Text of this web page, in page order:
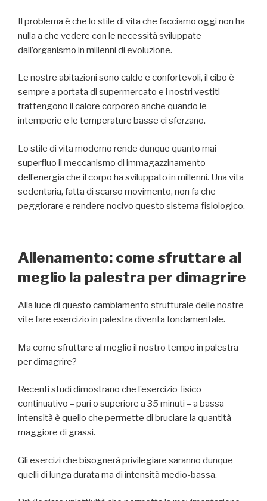
Il problema è che lo stile di vita che facciamo oggi non ha
nulla a che vedere con le necessità sviluppate
dall’organismo in millenni di evoluzione.
Le nostre abitazioni sono calde e confortevoli, il cibo è
sempre a portata di supermercato e i nostri vestiti
trattengono il calore corporeo anche quando le
intemperie e le temperature basse ci sferzano.
Lo stile di vita moderno rende dunque quanto mai
superfluo il meccanismo di immagazzinamento
dell’energia che il corpo ha sviluppato in millenni. Una vita
sedentaria, fatta di scarso movimento, non fa che
peggiorare e rendere nocivo questo sistema fisiologico.
Allenamento: come sfruttare al
meglio la palestra per dimagrire
Alla luce di questo cambiamento strutturale delle nostre
vite fare esercizio in palestra diventa fondamentale.
Ma come sfruttare al meglio il nostro tempo in palestra
per dimagrire?
Recenti studi dimostrano che l’esercizio fisico
continuativo – pari o superiore a 35 minuti – a bassa
intensità è quello che permette di bruciare la quantità
maggiore di grassi.
Gli esercizi che bisognerà privilegiare saranno dunque
quelli di lunga durata ma di intensità medio-bassa.